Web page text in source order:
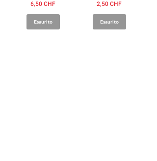
Prezzo
6,50 CHF
Esaurito
Prezzo
2,50 CHF
Esaurito